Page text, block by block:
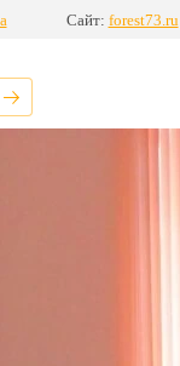
Сайт: forest73.ru